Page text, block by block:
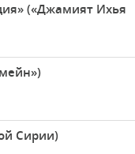
(«Джамият Ихья
Сирии)